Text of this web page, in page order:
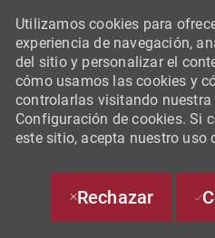
Utilizamos cookies para
experiencia de navegación,
del sitio y personalizar el
cómo usamos las cookies y
controlarlas visitando nuestra
Configuración de cookies. Si
este sitio, acepta nuestro uso
Rechazar